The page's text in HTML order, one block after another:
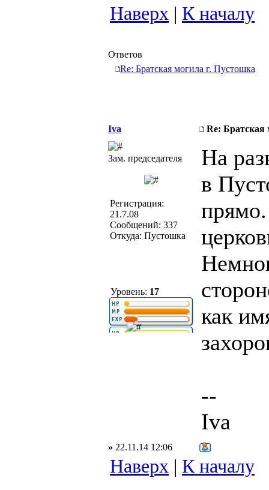
Наверх | К началу
Ответов
Re: Братская могила г. Пустошка
Iva Re: Братская
Зам. председателя
Регистрация:
21.7.08
Сообщений: 337
Откуда: Пустошка
Уровень: 17
На
в
прямо.
как
--
Iva
» 22.11.14 12:06
Наверх | К началу